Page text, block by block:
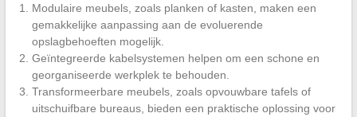
Modulaire meubels, zoals planken of kasten, maken een
gemakkelijke aanpassing aan de evoluerende
opslagbehoeften mogelijk.
Geïntegreerde kabelsystemen helpen om een schone en
georganiseerde werkplek te behouden.
Transformeerbare meubels, zoals opvouwbare tafels of
uitschuifbare bureaus, bieden een praktische oplossing voor